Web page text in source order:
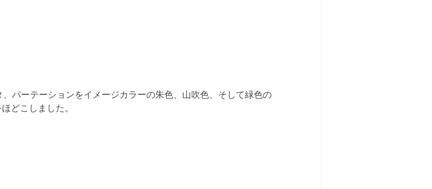
パーテーションをイメージカラーの朱色、山吹色、そして緑色の
どこしました。